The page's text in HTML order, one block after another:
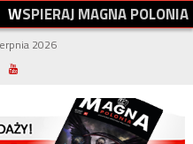
WSPIERAJMAGNAPOLONIA
2026